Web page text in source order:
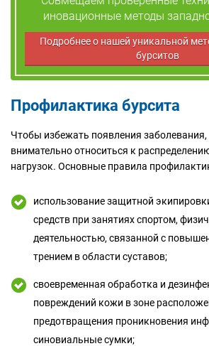
иновационные методы
Подробнее о нашей уникальной
бурситов
Профилактика бурсита
Чтобы избежать появления
внимательно относиться к
нагрузок. Основные правила
использование защитной
средств при занятиях спортом,
деятельностью, связанной с
трением в области суставов;
своевременная обработка и
повреждений кожи в зоне
предотвращения проникновения
синовиальные сумки;